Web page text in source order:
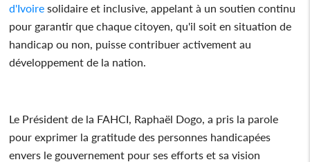
d'Ivoire solidaire et inclusive, appelant à un soutien continu
pour garantir que chaque citoyen, qu'il soit en situation de
handicap ou non, puisse contribuer activement au
développement de la nation.
Le Président de la FAHCI, Raphaël Dogo, a pris la parole
pour exprimer la gratitude des personnes handicapées
envers le gouvernement pour ses efforts et sa vision